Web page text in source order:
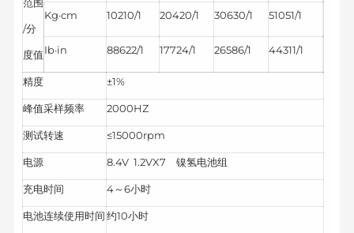
范围
/分
度值
Kg·cm 10210/1 20420/1 30630/1 51051/1
Ib·in 88622/1 17724/1 26586/1 44311/1
精度 ±1%
峰值采样频率 2000HZ
测试转速 ≤15000rpm
电源 8.4V 1.2VX7 镍氢电池组
充电时间 4～6小时
电池连续使用时间约10小时